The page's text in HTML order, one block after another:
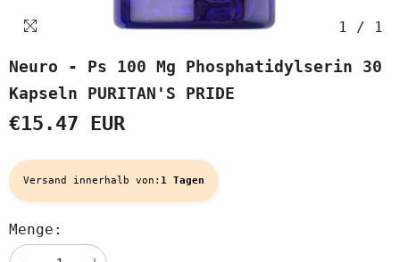
1 / 1
Neuro - Ps 100 Mg Phosphatidylserin 30
Kapseln PURITAN'S PRIDE
€15.47 EUR
Versand innerhalb von: 1 Tagen
Menge: